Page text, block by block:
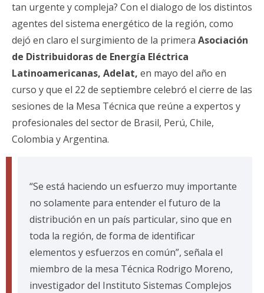
tan urgente y compleja? Con el dialogo de los distintos
agentes del sistema energético de la región, como
dejó en claro el surgimiento de la primera Asociación
de Distribuidoras de Energía Eléctrica
Latinoamericanas, Adelat, en mayo del año en
curso y que el 22 de septiembre celebró el cierre de las
sesiones de la Mesa Técnica que reúne a expertos y
profesionales del sector de Brasil, Perú, Chile,
Colombia y Argentina.
“Se está haciendo un esfuerzo muy importante
no solamente para entender el futuro de la
distribución en un país particular, sino que en
toda la región, de forma de identificar
elementos y esfuerzos en común”, señala el
miembro de la mesa Técnica Rodrigo Moreno,
investigador del Instituto Sistemas Complejos